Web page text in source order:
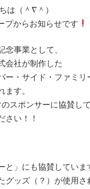
は（＾∇＾）
プからお知らせです
念事業として、
会社が制作した
・サイド・ファミリ
ます。
スポンサーに協賛して
さい！！
と」にも協賛していま
ッズ（？）が使用さ